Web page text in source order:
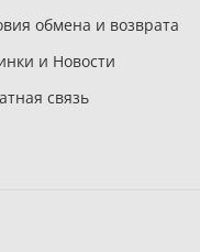
обмена и возврата
и Новости
связь